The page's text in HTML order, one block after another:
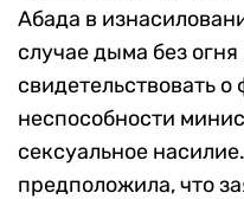
Абада в
случае дыма без
свидетельствовать о
неспособности
сексуальное
предположила, что